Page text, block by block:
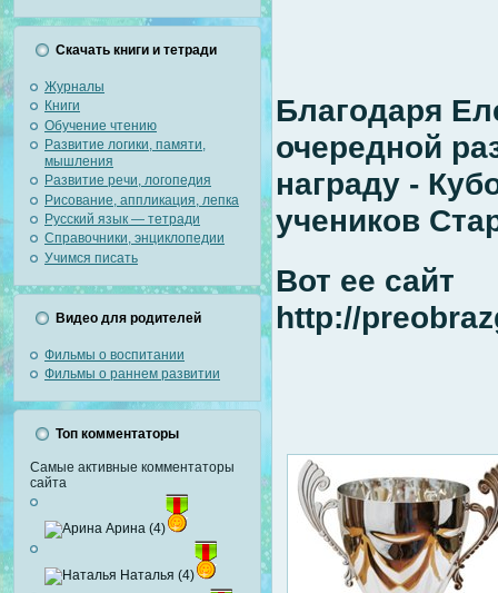
Скачать книги и тетради
Журналы
Книги
Обучение чтению
Развитие логики, памяти,
мышления
Развитие речи, логопедия
Рисование, аппликация, лепка
Русский язык — тетради
Справочники, энциклопедии
Учимся писать
Видео для родителей
Фильмы о воспитании
Фильмы о раннем развитии
Топ комментаторы
Самые активные комментаторы
сайта
Арина (4)
Наталья (4)
Благодаря
очередной
награду -
учеников
Вот ее сайт
http://